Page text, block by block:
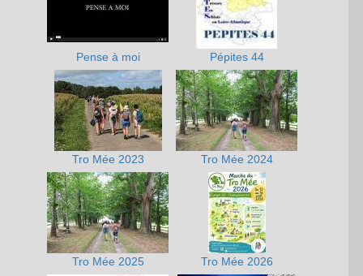
Pense à moi Pépites 44
Tro Mée 2023 Tro Mée 2024
Tro Mée 2025 Tro Mée 2026